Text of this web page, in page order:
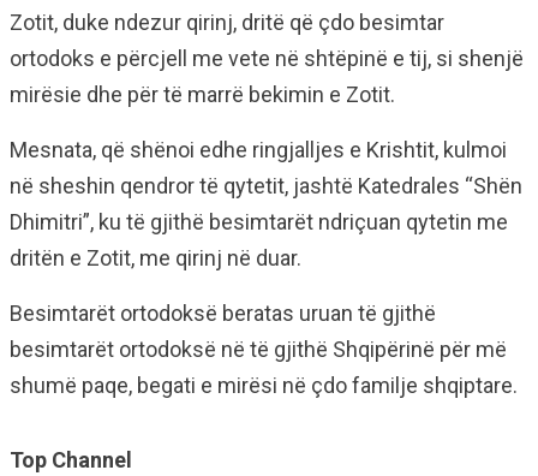
Zotit, duke ndezur qirinj, dritë që çdo besimtar
ortodoks e përcjell me vete në shtëpinë e tij, si shenjë
mirësie dhe për të marrë bekimin e Zotit.
Mesnata, që shënoi edhe ringjalljes e Krishtit, kulmoi
në sheshin qendror të qytetit, jashtë Katedrales “Shën
Dhimitri”, ku të gjithë besimtarët ndriçuan qytetin me
dritën e Zotit, me qirinj në duar.
Besimtarët ortodoksë beratas uruan të gjithë
besimtarët ortodoksë në të gjithë Shqipërinë për më
shumë paqe, begati e mirësi në çdo familje shqiptare.
Top Channel